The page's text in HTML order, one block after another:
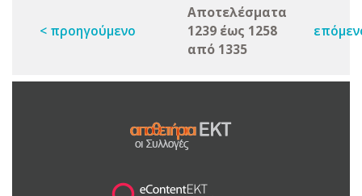
< προηγούμενο
Αποτελέσματα
1239 έως 1258
από 1335